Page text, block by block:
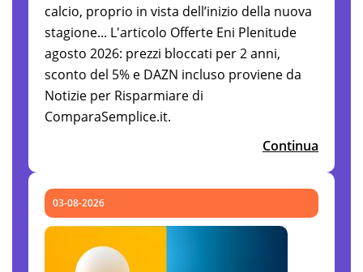
calcio, proprio in vista dell’inizio della nuova
stagione... L'articolo Offerte Eni Plenitude
agosto 2026: prezzi bloccati per 2 anni,
sconto del 5% e DAZN incluso proviene da
Notizie per Risparmiare di
ComparaSemplice.it.
Continua
03-08-2026